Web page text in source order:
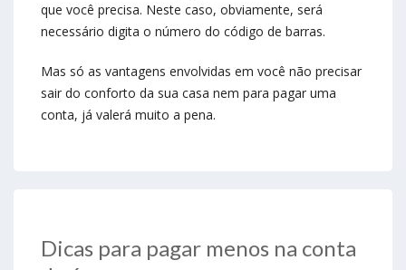
que você precisa. Neste caso, obviamente, será
necessário digita o número do código de barras.
Mas só as vantagens envolvidas em você não precisar
sair do conforto da sua casa nem para pagar uma
conta, já valerá muito a pena.
Dicas para pagar menos na conta